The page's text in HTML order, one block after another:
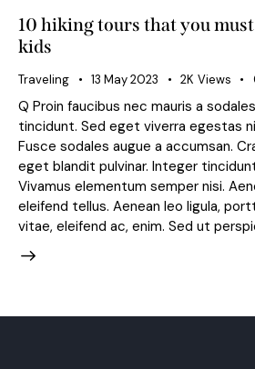
10 hiking tours that you
kids
Traveling 13 May 2023 2K Views
Q Proin faucibus nec mauris a
tincidunt. Sed eget viverra egestas
Fusce sodales augue a accumsan.
eget blandit pulvinar. Integer
Vivamus elementum semper nisi.
eleifend tellus. Aenean leo ligula,
vitae, eleifend ac, enim. Sed ut